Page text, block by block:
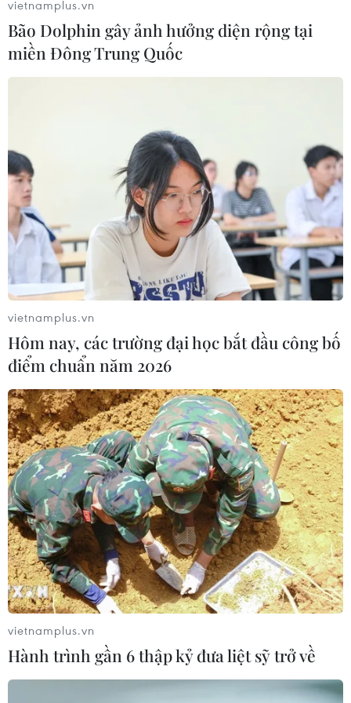
vietnamplus.vn
Bão Dolphin gây ảnh hưởng diện rộng tại
miền Đông Trung Quốc
vietnamplus.vn
Hôm nay, các trường đại học bắt đầu công bố
điểm chuẩn năm 2026
vietnamplus.vn
Hành trình gần 6 thập kỷ đưa liệt sỹ trở về